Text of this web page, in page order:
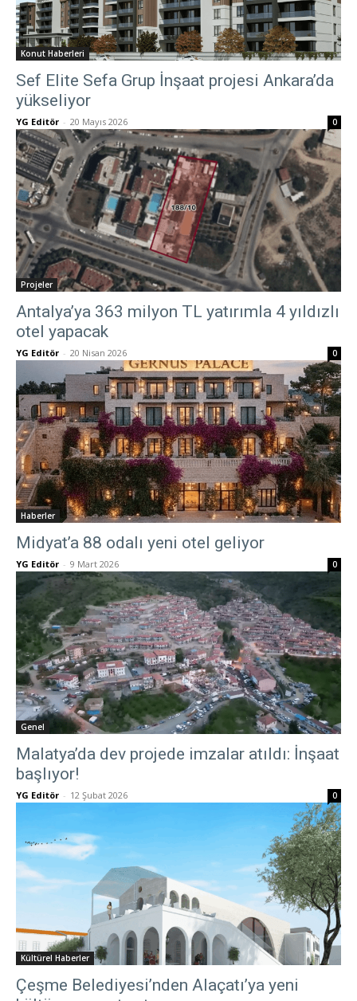
Konut Haberleri
Sef Elite Sefa Grup İnşaat projesi Ankara’da
yükseliyor
YG Editör - 20 Mayıs 2026 0
Projeler
Antalya’ya 363 milyon TL yatırımla 4 yıldızlı
otel yapacak
YG Editör - 20 Nisan 2026 0
Haberler
Midyat’a 88 odalı yeni otel geliyor
YG Editör - 9 Mart 2026 0
Genel
Malatya’da dev projede imzalar atıldı: İnşaat
başlıyor!
YG Editör - 12 Şubat 2026 0
Kültürel Haberler
Çeşme Belediyesi’nden Alaçatı’ya yeni